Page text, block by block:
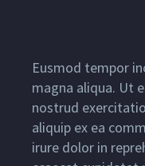
Eusmod tempor
magna aliqua. Ut
nostrud
aliquip ex ea
irure dolor in